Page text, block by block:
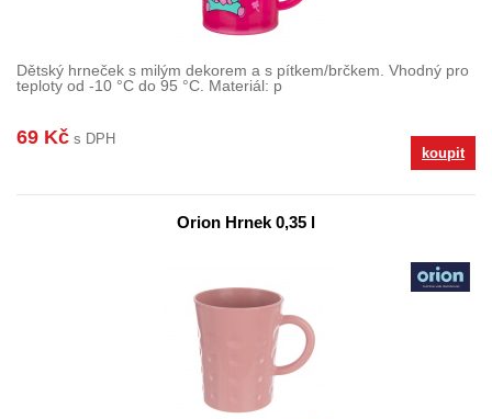
Dětský hrneček s milým dekorem a s pítkem/brčkem. Vhodný pro
teploty od -10 °C do 95 °C. Materiál: p
69 Kč s DPH
koupit
Orion Hrnek 0,35 l